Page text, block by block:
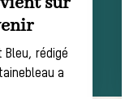
Bleu, rédigé
a